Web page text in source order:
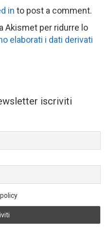
in to post a comment.
Akismet per ridurre lo
elaborati i dati derivati
iscriviti